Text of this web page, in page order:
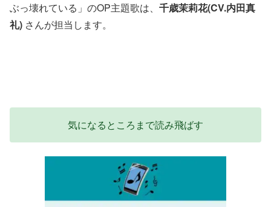
ぶっ壊れている」のOP主題歌は、 千歳茉莉花(CV.内田真
礼) さんが担当します。
気になるところまで読み飛ばす